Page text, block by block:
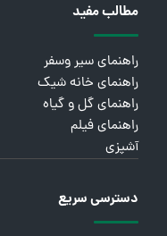
مطالب مفید
راهنمای سیر وسفر
راهنمای خانه شیک
راهنمای گل و گیاه
راهنمای فیلم
آشپزی
دسترسی سریع